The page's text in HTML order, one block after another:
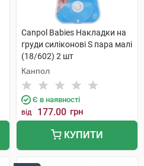
Canpol Babies Накладки на
груди силіконові S пара малі
(18/602) 2 шт
Канпол
Є в наявності
від 177.00 грн
КУПИТИ